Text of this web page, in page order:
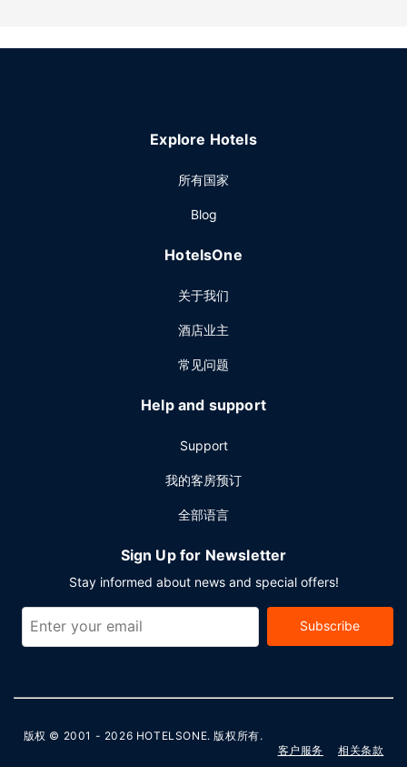
Explore Hotels
所有国家
Blog
HotelsOne
关于我们
酒店业主
常见问题
Help and support
Support
我的客房预订
全部语言
Sign Up for Newsletter
Stay informed about news and special offers!
Subscribe
版权 © 2001 - 2026 HOTELSONE. 版权所有.
客户服务
相关条款